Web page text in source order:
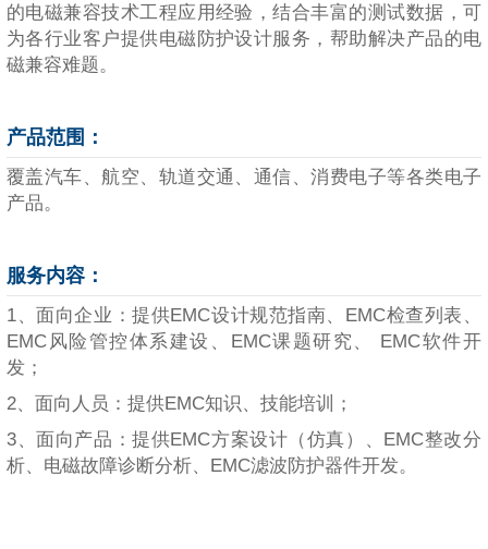
的电磁兼容技术工程应用经验，结合丰富的测试数据，可
为各行业客户提供电磁防护设计服务，帮助解决产品的电
磁兼容难题。
产品范围：
覆盖汽车、航空、轨道交通、通信、消费电子等各类电子
产品。
服务内容：
1、面向企业：提供EMC设计规范指南、EMC检查列表、
EMC风险管控体系建设、EMC课题研究、 EMC软件开
发；
2、面向人员：提供EMC知识、技能培训；
3、面向产品：提供EMC方案设计（仿真）、EMC整改分
析、电磁故障诊断分析、EMC滤波防护器件开发。